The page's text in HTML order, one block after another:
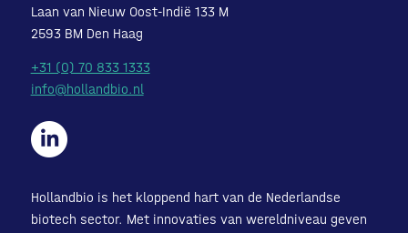
Laan van Nieuw Oost-Indië 133 M
2593 BM Den Haag
+31 (0) 70 833 1333
info@hollandbio.nl
Hollandbio is het kloppend hart van de Nederlandse
biotech sector. Met innovaties van wereldniveau geven